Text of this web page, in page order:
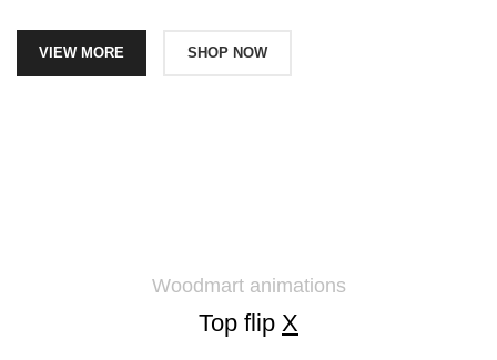
VIEW MORE SHOP NOW
Woodmart animations
Top flip X